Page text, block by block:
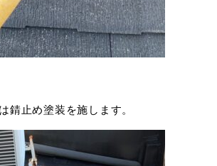
錆止め塗装を施します。